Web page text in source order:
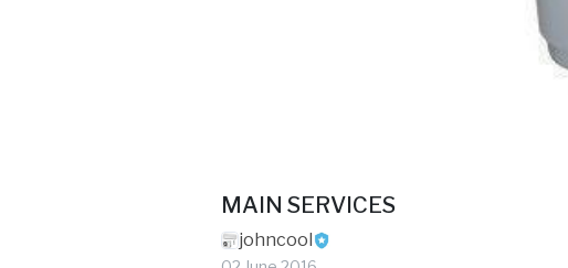
MAIN SERVICES
johncool